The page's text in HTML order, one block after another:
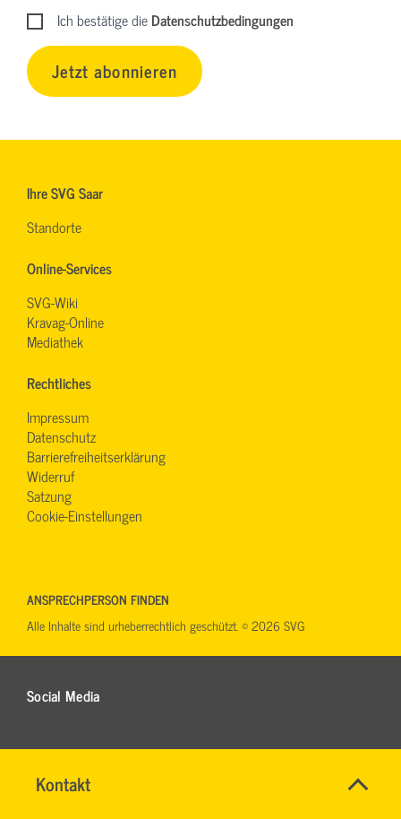
Kontakt
HARTWIG
Name*
Ich bestätige dieDatenschutzbedingungen
Jetzt abonnieren
Ihre SVG Saar
Standorte
Online-Services
SVG-Wiki
Kravag-Online
Mediathek
Rechtliches
Impressum
Datenschutz
Barrierefreiheitserklärung
Widerruf
Satzung
Cookie-Einstellungen
Social Media
ANSPRECHPERSON FINDEN
Alle Inhalte sind urheberrechtlich geschützt. © 2026 SVG